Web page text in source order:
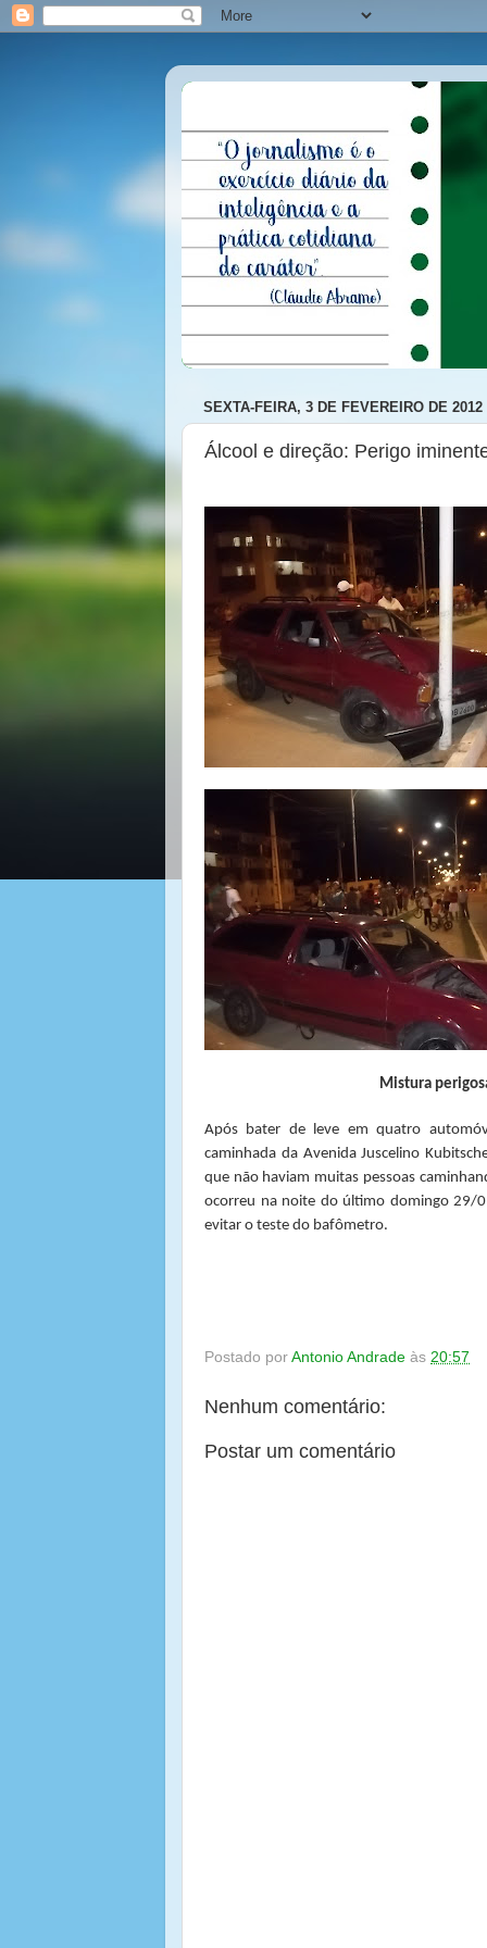
SEXTA-FEIRA, 3 DE FEVEREIRO DE 2012
Álcool e direção: Perigo
Mistura
Após bater de leve em quatro
caminhada da Avenida Juscelino
que não haviam muitas pessoas
ocorreu na noite do último domingo 29/
evitar o teste do bafômetro.
Postado por Antonio Andrade às 20:57
Nenhum comentário:
Postar um comentário